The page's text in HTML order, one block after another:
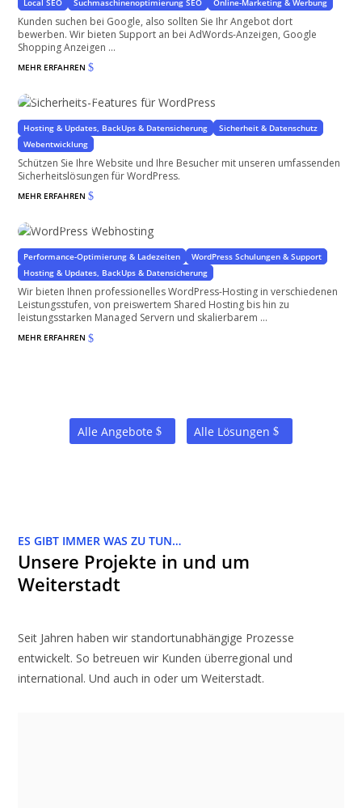
Local SEO Suchmaschinenoptimierung SEO Online-Marketing & Werbung
Kunden suchen bei Google, also sollten Sie Ihr Angebot dort
bewerben. Wir bieten Support an bei AdWords-Anzeigen, Google
Shopping Anzeigen ...
MEHR ERFAHREN$
Sicherheits-Features für WordPress
für Websites & Shops
Hosting & Updates, BackUps & Datensicherung
Sicherheit & Datenschutz
Webentwicklung
Schützen Sie Ihre Website und Ihre Besucher mit unseren umfassenden
Sicherheitslösungen für WordPress.
MEHR ERFAHREN$
für Ihre WordPress Website oder Ihren WooCommerce Shop
Performance-Optimierung & Ladezeiten
WordPress Schulungen & Support
Hosting & Updates, BackUps & Datensicherung
Wir bieten Ihnen professionelles WordPress-Hosting in verschiedenen
Leistungsstufen, von preiswertem Shared Hosting bis hin zu
leistungsstarken Managed Servern und skalierbarem ...
MEHR ERFAHREN$
Alle Angebote Alle Lösungen
ES GIBT IMMER WAS ZU TUN…
Unsere Projekte in und um
Weiterstadt
Seit Jahren haben wir standortunabhängige Prozesse
entwickelt. So betreuen wir Kunden überregional und
international. Und auch in oder um Weiterstadt.